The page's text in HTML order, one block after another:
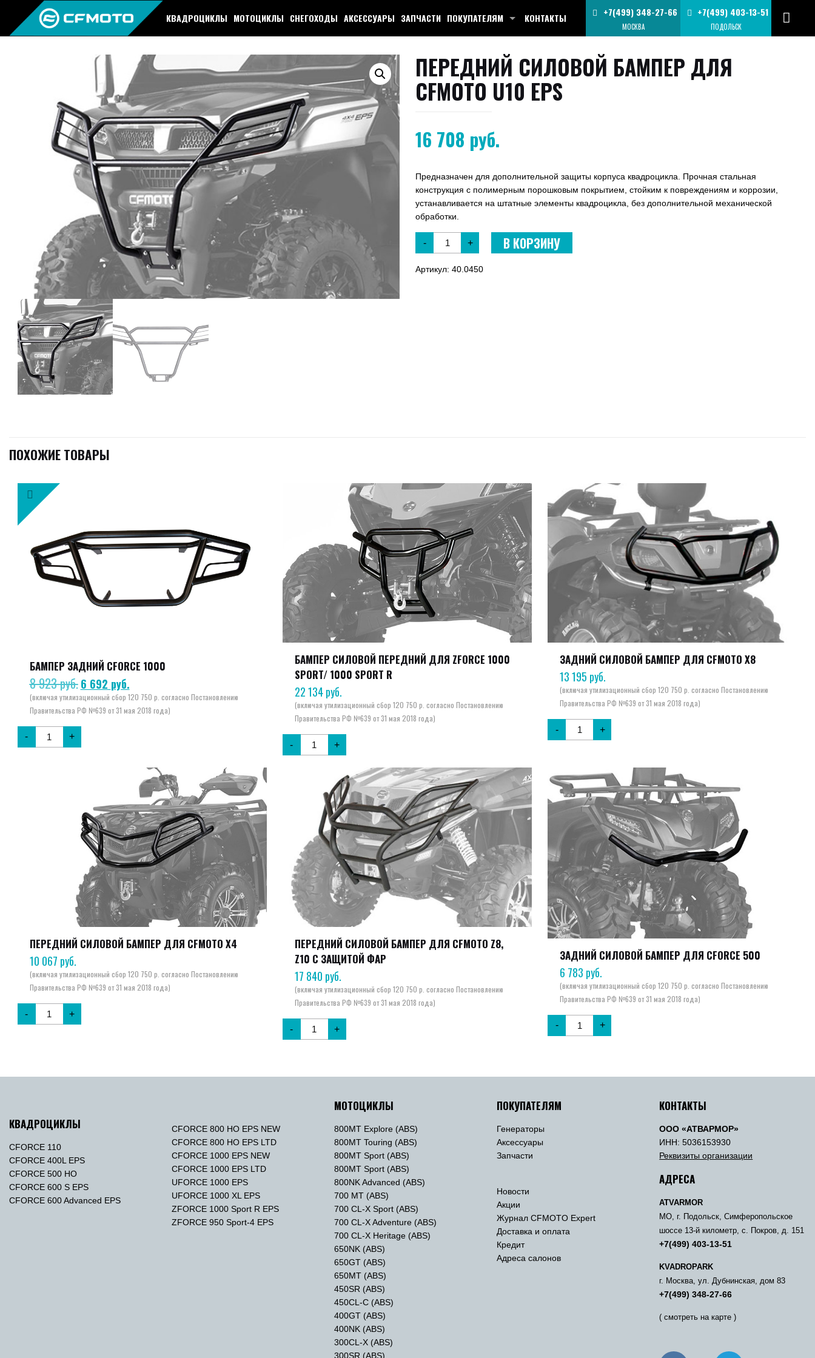
КВАДРОЦИКЛЫ МОТОЦИКЛЫ СНЕГОХОДЫ АКСЕССУАРЫ ЗАПЧАСТИ ПОКУПАТЕЛЯМ КОНТАКТЫ +7(499) 403-13-51
ПОДОЛЬСК
+7(499) 348-27-66
МОСКВА
ПЕРЕДНИЙ СИЛОВОЙ БАМПЕР ДЛЯ
CFMOTO U10 EPS
16 708 руб.
Предназначен для дополнительной защиты корпуса квадроцикла. Прочная стальная
конструкция с полимерным порошковым покрытием, стойким к повреждениям и коррозии,
устанавливается на штатные элементы квадроцикла, без дополнительной механической
обработки.
- + В КОРЗИНУ
Артикул:40.0450
ПОХОЖИЕ ТОВАРЫ
БАМПЕР ЗАДНИЙ CFORCE 1000
8 923руб. Первоначальная
цена
составляла
8
6 692 руб.
цена:
6
- +
БАМПЕР СИЛОВОЙ ПЕРЕДНИЙ ДЛЯ ZFORCE 1000
SPORT/ 1000 SPORT R
22 134руб.
- +
ЗАДНИЙ СИЛОВОЙ БАМПЕР ДЛЯ CFMOTO X8
13 195 руб.
- +
ПЕРЕДНИЙ СИЛОВОЙ БАМПЕР ДЛЯ CFMOTO X4
10 067 руб.
- +
ПЕРЕДНИЙ СИЛОВОЙ БАМПЕР ДЛЯ CFMOTO Z8,
Z10 С ЗАЩИТОЙ ФАР
17 840 руб.
- +
ЗАДНИЙ СИЛОВОЙ БАМПЕР ДЛЯ CFORCE 500
6 783 руб.
- +
КВАДРОЦИКЛЫ
CFORCE 110
CFORCE 400L EPS
CFORCE 500 HO
CFORCE 600 S EPS
CFORCE 600 Advanced EPS
CFORCE 800 HO EPS NEW
CFORCE 800 HO EPS LTD
CFORCE 1000 EPS NEW
CFORCE 1000 EPS LTD
UFORCE 1000 EPS
UFORCE 1000 XL EPS
ZFORCE 1000 Sport R EPS
ZFORCE 950 Sport-4 EPS
МОТОЦИКЛЫ
800MT Explore (ABS)
800MT Touring (ABS)
800MT Sport (ABS)
800MT Sport (ABS)
800NK Advanced (ABS)
700 MT (ABS)
700 CL-X Sport (ABS)
700 CL-X Adventure (ABS)
700 CL-X Heritage (ABS)
650NK (ABS)
650GT (ABS)
650MT (ABS)
450SR (ABS)
450CL-C (ABS)
400GT (ABS)
400NK (ABS)
300CL-X (ABS)
300SR (ABS)
ПОКУПАТЕЛЯМ
Генераторы
Аксессуары
Запчасти
Новости
Акции
Журнал CFMOTO Expert
Доставка и оплата
Кредит
Адреса салонов
КОНТАКТЫ
ООО «АТВАРМОР»
ИНН: 5036153930
Реквизиты организации
АДРЕСА
ATVARMOR
МО, г. Подольск, Симферопольское
шоссе 13-й километр, с. Покров, д. 151
+7(499) 403-13-51
KVADROPARK
г. Москва, ул. Дубнинская, дом 83
+7(499) 348-27-66
( смотреть на карте )